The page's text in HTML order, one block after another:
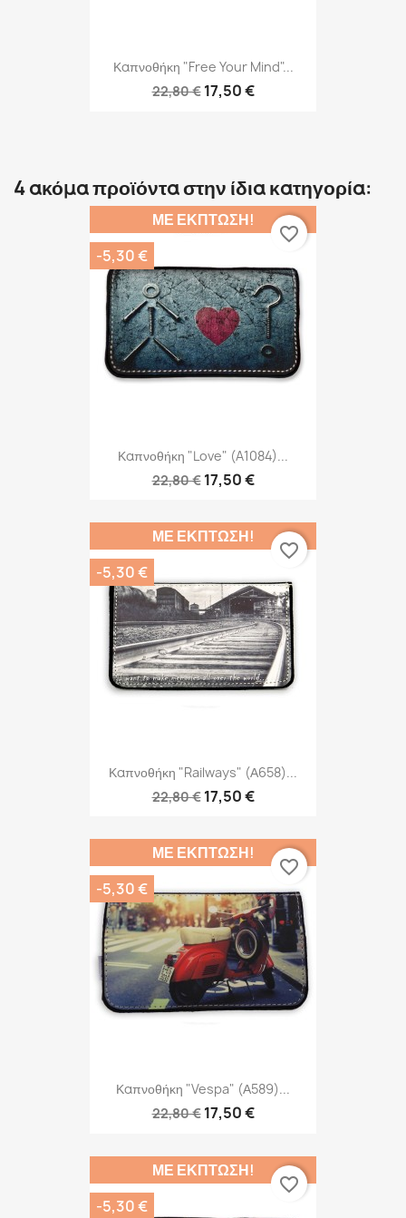
Καπνοθήκη "Free Your Mind"...
22,80 € 17,50 €
4 ακόμα προϊόντα στην ίδια κατηγορία:
Καπνοθήκη "Love" (A1084)...
22,80 € 17,50 €
ΜΕ ΈΚΠΤΩΣΗ!
-5,30 €
favorite_border
Καπνοθήκη "Railways" (Α658)...
22,80 € 17,50 €
ΜΕ ΈΚΠΤΩΣΗ!
-5,30 €
favorite_border
Καπνοθήκη "Vespa" (Α589)...
22,80 € 17,50 €
ΜΕ ΈΚΠΤΩΣΗ!
-5,30 €
favorite_border
ΜΕ ΈΚΠΤΩΣΗ!
-5,30 €
favorite_border